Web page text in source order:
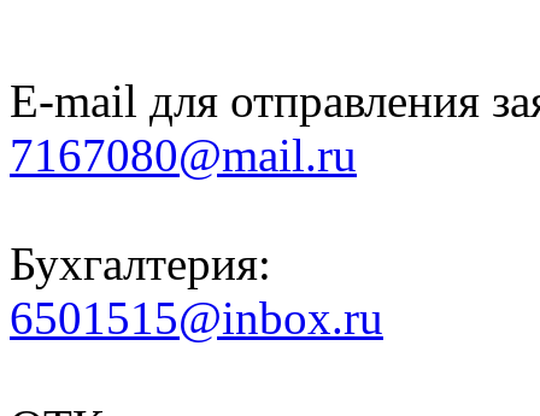
E-mail для отправления
7167080@mail.ru
Бухгалтерия:
6501515@inbox.ru